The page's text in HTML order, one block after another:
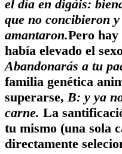
el día en digáis:
que no concibieron
amantaron.Pero hay
había elevado el
Abandonarás a tu
familia genética
superarse,B: y ya
carne. La
tu mismo (una sola
directamente